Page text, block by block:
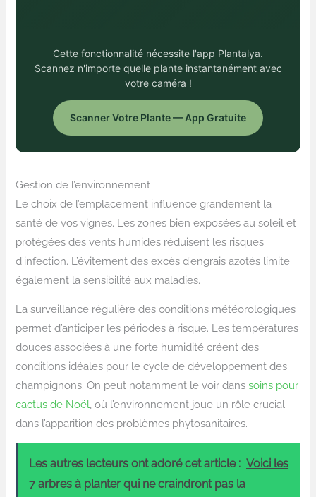
Cette fonctionnalité nécessite l'app Plantalya.
Scannez n'importe quelle plante instantanément avec
votre caméra !
Scanner Votre Plante — App Gratuite
Gestion de l’environnement
Le choix de l’emplacement influence grandement la
santé de vos vignes. Les zones bien exposées au soleil et
protégées des vents humides réduisent les risques
d’infection. L’évitement des excès d’engrais azotés limite
également la sensibilité aux maladies.
La surveillance régulière des conditions météorologiques
permet d’anticiper les périodes à risque. Les températures
douces associées à une forte humidité créent des
conditions idéales pour le cycle de développement des
champignons. On peut notamment le voir danssoins pour
cactus de Noël , où l’environnement joue un rôle crucial
dans l’apparition des problèmes phytosanitaires.
Les autres lecteurs ont adoré cet article : Voici les
7 arbres à planter qui ne craindront pas la